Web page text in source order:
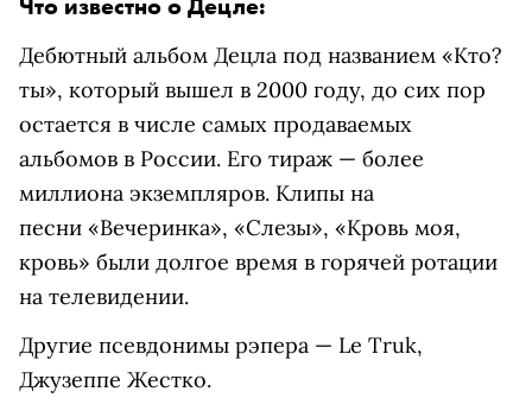
Дебютный альбом Децла под названием «Кто?
ты», который вышел в 2000 году, до сих пор
остается в числе самых продаваемых
альбомов в России. Его тираж — более
миллиона экземпляров. Клипы на
песни «Вечеринка», «Слезы», «Кровь моя,
кровь» были долгое время в горячей ротации
на телевидении.
Другие псевдонимы рэпера — Le Truk,
Джузеппе Жестко.